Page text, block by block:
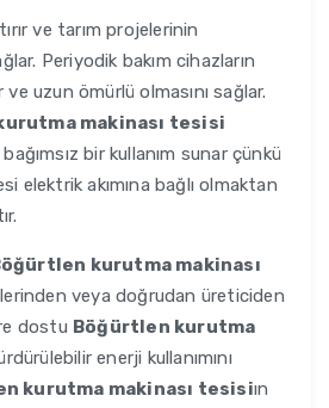
ve tarım projelerinin
Periyodik bakım cihazların
ve uzun ömürlü olmasını sağlar.
makinası tesisi
bağımsız bir kullanım sunar çünkü
elektrik akımına bağlı olmaktan
kurutma makinası
veya doğrudan üreticiden
dostu Böğürtlen kurutma
enerji kullanımını
kurutma makinası tesisiın